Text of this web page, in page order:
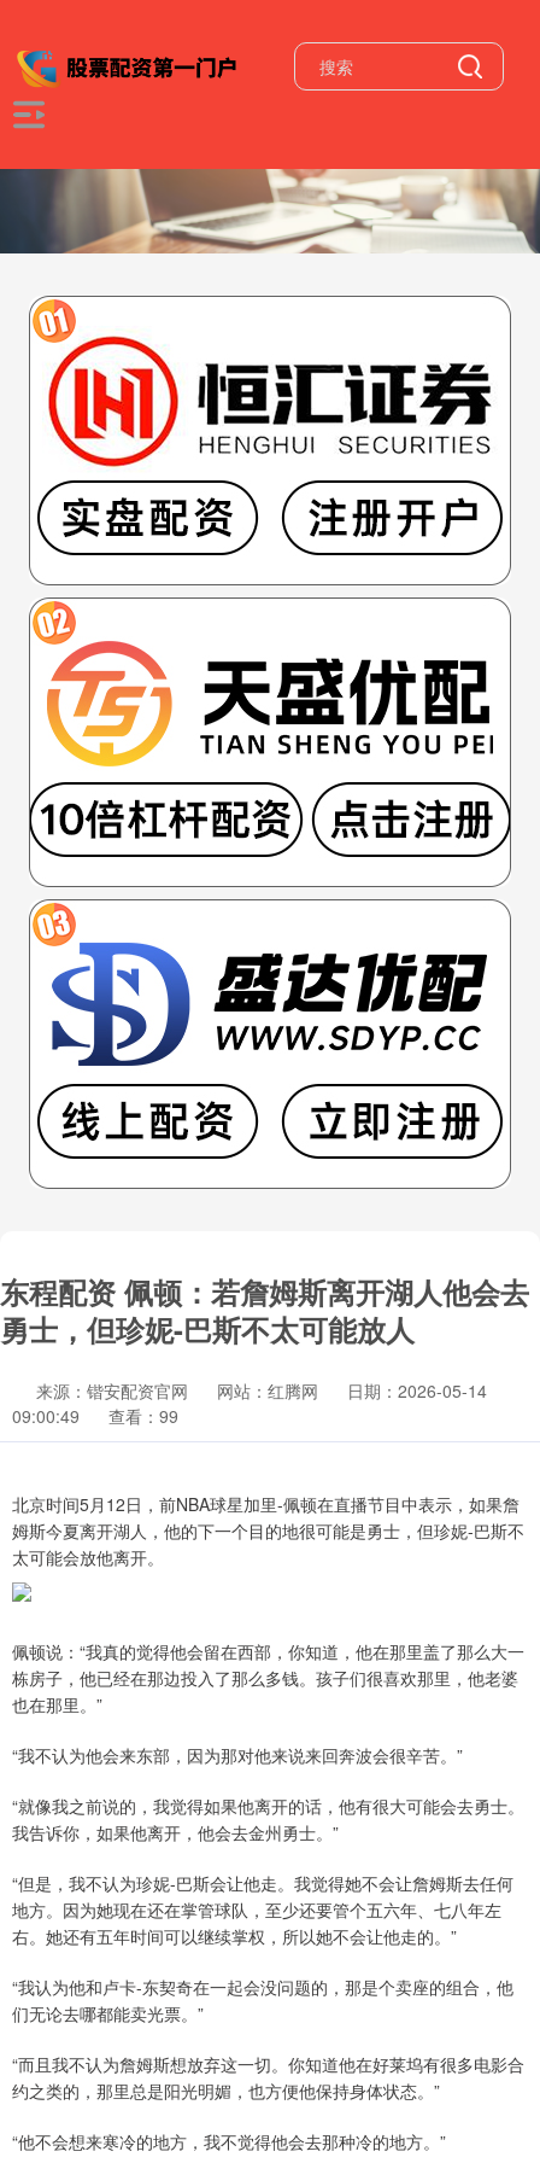
东程配资 佩顿：若詹姆斯离开湖人他会去
勇士，但珍妮-巴斯不太可能放人
来源：锴安配资官网 网站：红腾网
日期：2026-05-14
09:00:49
查看：99
北京时间5月12日，前NBA球星加里-佩顿在直播节目中表示，如果詹
姆斯今夏离开湖人，他的下一个目的地很可能是勇士，但珍妮-巴斯不
太可能会放他离开。
佩顿说：“我真的觉得他会留在西部，你知道，他在那里盖了那么大一
栋房子，他已经在那边投入了那么多钱。孩子们很喜欢那里，他老婆
也在那里。”
“我不认为他会来东部，因为那对他来说来回奔波会很辛苦。”
“就像我之前说的，我觉得如果他离开的话，他有很大可能会去勇士。
我告诉你，如果他离开，他会去金州勇士。”
“但是，我不认为珍妮-巴斯会让他走。我觉得她不会让詹姆斯去任何
地方。因为她现在还在掌管球队，至少还要管个五六年、七八年左
右。她还有五年时间可以继续掌权，所以她不会让他走的。”
“我认为他和卢卡-东契奇在一起会没问题的，那是个卖座的组合，他
们无论去哪都能卖光票。”
“而且我不认为詹姆斯想放弃这一切。你知道他在好莱坞有很多电影合
约之类的，那里总是阳光明媚，也方便他保持身体状态。”
“他不会想来寒冷的地方，我不觉得他会去那种冷的地方。”